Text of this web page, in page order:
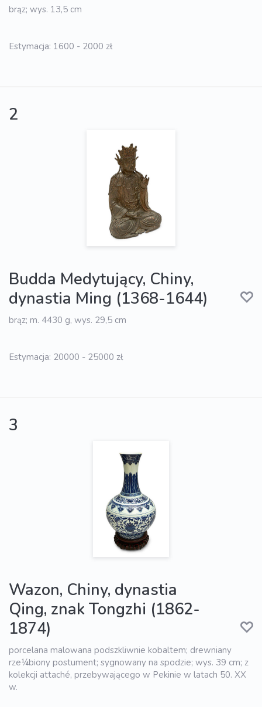
brąz; wys. 13,5 cm
Estymacja: 1600 - 2000 zł
2
Budda Medytujący, Chiny,
dynastia Ming (1368-1644)
brąz; m. 4430 g, wys. 29,5 cm
Estymacja: 20000 - 25000 zł
3
Wazon, Chiny, dynastia
Qing, znak Tongzhi (1862-
1874)
porcelana malowana podszkliwnie kobaltem; drewniany
rze¼biony postument; sygnowany na spodzie; wys. 39 cm; z
kolekcji attaché, przebywającego w Pekinie w latach 50. XX
w.